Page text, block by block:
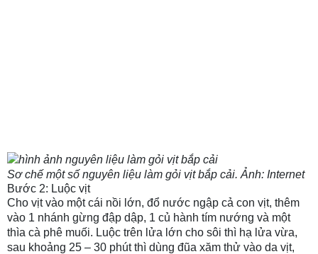
Sơ chế một số nguyên liệu làm gỏi vịt bắp cải. Ảnh: Internet
Bước 2: Luộc vịt
Cho vịt vào một cái nồi lớn, đổ nước ngập cả con vịt, thêm
vào 1 nhánh gừng đập dập, 1 củ hành tím nướng và một
thìa cà phê muối. Luộc trên lửa lớn cho sôi thì hạ lửa vừa,
sau khoảng 25 – 30 phút thì dùng đũa xăm thử vào da vịt,